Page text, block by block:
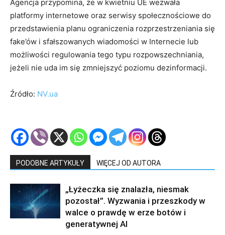
Agencja przypomina, że w kwietniu UE wezwała
platformy internetowe oraz serwisy społecznościowe do
przedstawienia planu ograniczenia rozprzestrzeniania się
fake’ów i sfałszowanych wiadomości w Internecie lub
możliwości regulowania tego typu rozpowszechniania,
jeżeli nie uda im się zmniejszyć poziomu dezinformacji.
Źródło: NV.ua
PODOBNE ARTYKUŁY WIĘCEJ OD AUTORA
„Łyżeczka się znalazła, niesmak
pozostał”. Wyzwania i przeszkody w
walce o prawdę w erze botów i
generatywnej AI